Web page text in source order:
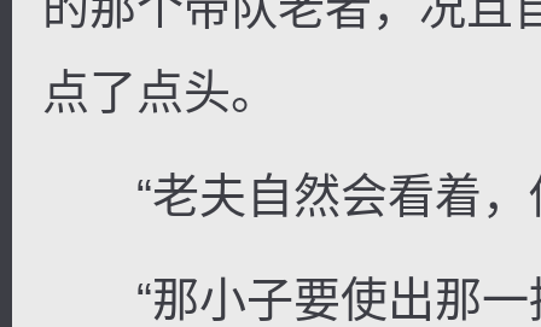
点了点头。
“老夫自然会看着，
“那小子要使出那一